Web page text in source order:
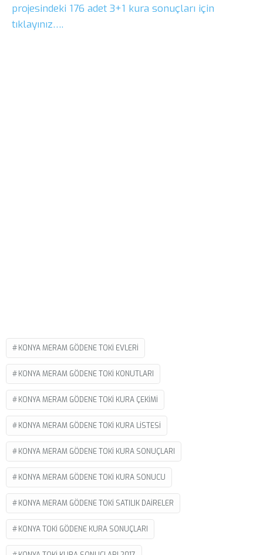
projesindeki 176 adet 3+1 kura sonuçları için
tıklayınız….
KONYA MERAM GÖDENE TOKI EVLERI
KONYA MERAM GÖDENE TOKI KONUTLARI
KONYA MERAM GÖDENE TOKI KURA ÇEKIMI
KONYA MERAM GÖDENE TOKI KURA LISTESI
KONYA MERAM GÖDENE TOKI KURA SONUÇLARI
KONYA MERAM GÖDENE TOKI KURA SONUCU
KONYA MERAM GÖDENE TOKI SATILIK DAIRELER
KONYA TOKI GÖDENE KURA SONUÇLARI